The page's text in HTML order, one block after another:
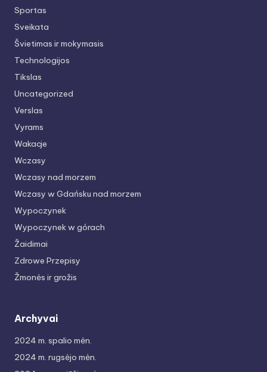
Sportas
Sveikata
Švietimas ir mokymasis
Technologijos
Tikslas
Uncategorized
Verslas
Vyrams
Wakacje
Wczasy
Wczasy nad morzem
Wczasy w Gdańsku nad morzem
Wypoczynek
Wypoczynek w górach
Žaidimai
Zdrowe Przepisy
Žmonės ir grožis
Archyvai
2024 m. spalio mėn.
2024 m. rugsėjo mėn.